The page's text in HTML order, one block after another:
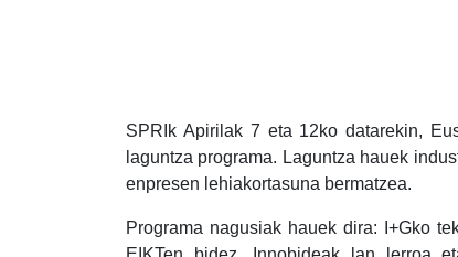
SPRIk Apirilak 7 eta 12ko datarekin,
laguntza programa. Laguntza hauek
enpresen lehiakortasuna bermatzea.
Programa nagusiak hauek dira: I+Gko